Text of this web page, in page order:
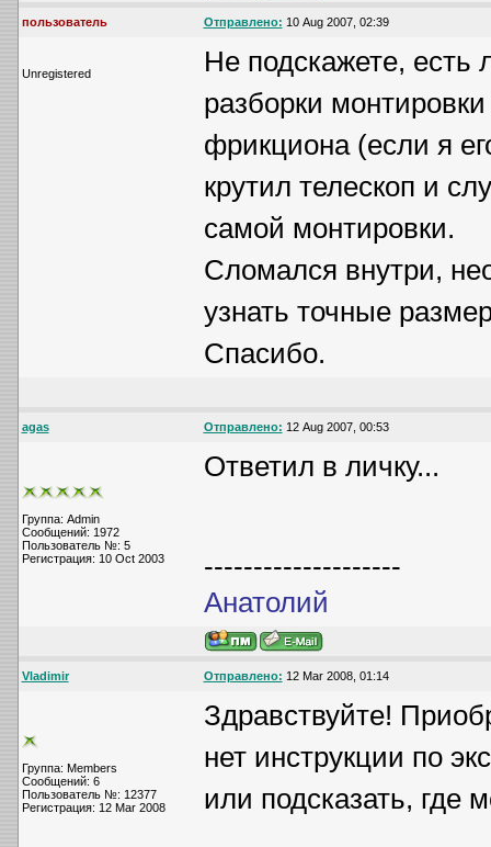
пользователь Отправлено: 10 Aug 2007, 02:39
Unregistered
Не подскажете, есть
разборки
фрикциона (если я
крутил телескоп и
самой монтировки.
Сломался внутри,
узнать точные
Спасибо.
agas Отправлено: 12 Aug 2007, 00:53
Группа: Admin
Сообщений: 1972
Пользователь №: 5
Регистрация: 10 Oct 2003
Ответил в личку...
--------------------
Анатолий
Vladimir Отправлено: 12 Mar 2008, 01:14
Группа: Members
Сообщений: 6
Пользователь №: 12377
Регистрация: 12 Mar 2008
Здравствуйте!
нет инструкции по
или подсказать,